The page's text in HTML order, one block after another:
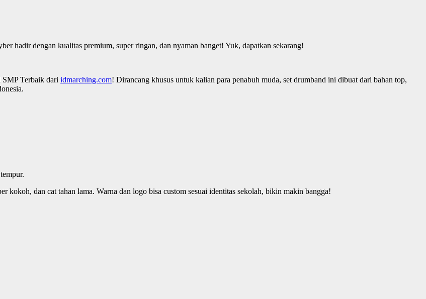
hadir dengan kualitas premium, super ringan, dan nyaman banget! Yuk, dapatkan sekarang!
Terbaik dari idmarching.com! Dirancang khusus untuk kalian para penabuh muda, set drumband ini dibuat dari bahan top,
kokoh, dan cat tahan lama. Warna dan logo bisa custom sesuai identitas sekolah, bikin makin bangga!